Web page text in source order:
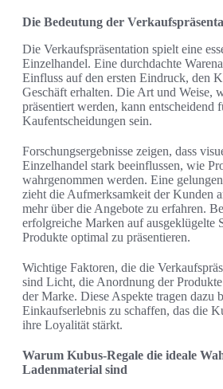
Die Bedeutung der
Die Verkaufspräsentation spielt eine
Einzelhandel. Eine durchdachte
Einfluss auf den ersten Eindruck, den
Geschäft erhalten. Die Art und Weise,
präsentiert werden, kann entscheidend
Kaufentscheidungen sein.
Forschungsergebnisse zeigen, dass
Einzelhandel stark beeinflussen, wie
wahrgenommen werden. Eine
zieht die Aufmerksamkeit der Kunden
mehr über die Angebote zu erfahren.
erfolgreiche Marken auf ausgeklügelte
Produkte optimal zu präsentieren.
Wichtige Faktoren, die die
sind Licht, die Anordnung der
der Marke. Diese Aspekte tragen dazu
Einkaufserlebnis zu schaffen, das die
ihre Loyalität stärkt.
Warum Kubus-Regale die ideale
Ladenmaterial sind